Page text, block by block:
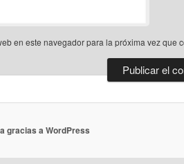
en este navegador para la próxima vez que
gracias a WordPress